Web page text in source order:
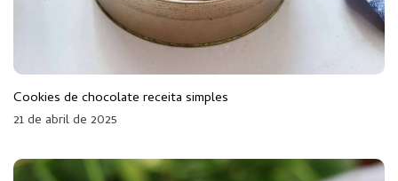
Cookies de chocolate receita simples
21 de abril de 2025